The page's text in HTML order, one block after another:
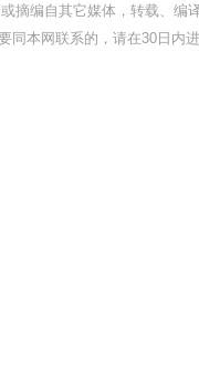
摘编自其它媒体，转载、编
同本网联系的，请在30日内